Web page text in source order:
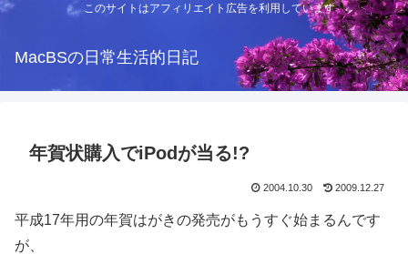
このサイトはアフィリエイト広告を利用しています
MacBSの日常生活的日記
年賀状購入でiPodが当る!?
2004.10.30 2009.12.27
平成17年用の年賀はがきの発売がもうすぐ始まるんです
が、